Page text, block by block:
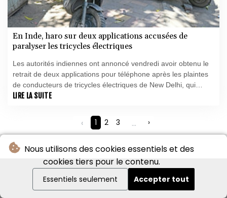
Nous utilisons des cookies essentiels et des
cookies tiers pour le contenu.
Essentiels seulement Accepter tout
En Inde, haro sur deux applications accusées de
paralyser les tricycles électriques
Les autorités indiennes ont annoncé vendredi avoir obtenu le
retrait de deux applications pour téléphone après les plaintes
de conducteurs de tricycles électriques de New Delhi, qui
affirmaient qu'elles permettaient de mettre leur moteur à l'arrêt
LIRE LA SUITE
‹ 1 2 3 ... ›